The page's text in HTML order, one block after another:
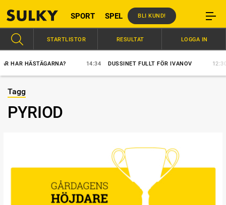
SPORT SPEL BLI KUND!
HÄSTÄGARNA? 14:34 DUSSINET FULLT FÖR IVANOV 12:30
STARTLISTOR RESULTAT LOGGA IN
Tagg
PYRIOD